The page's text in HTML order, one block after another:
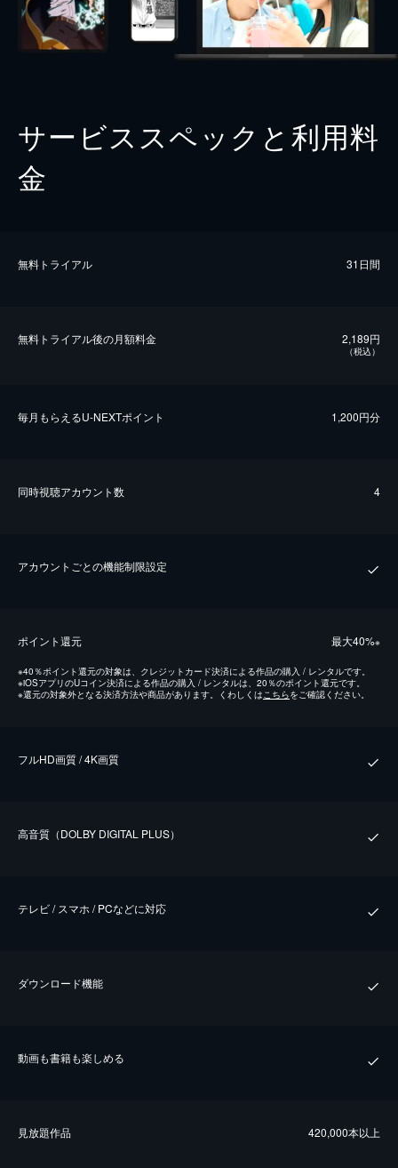
サービススペックと利用料
金
無料トライアル 31日間
無料トライアル後の⽉額料金 2,189円
（税込）
毎⽉もらえるU-NEXTポイント 1,200円分
同時視聴アカウント数 4
アカウントごとの機能制限設定
ポイント還元 最⼤40%※
※40％ポイント還元の対象は、クレジットカード決済による作品の購入 / レンタルです。
※iOSアプリのUコイン決済による作品の購入 / レンタルは、20％のポイント還元です。
※還元の対象外となる決済方法や商品があります。くわしくはこちらをご確認ください。
フルHD画質 / 4K画質
⾼⾳質（DOLBY DIGITAL PLUS）
テレビ / スマホ / PCなどに対応
ダウンロード機能
動画も書籍も楽しめる
⾒放題作品 420,000本以上